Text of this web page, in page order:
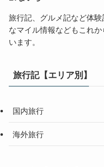
旅行記、グルメ記など体
なマイル情報などもこれ
います。
旅行記【エリア別】
国内旅行
海外旅行